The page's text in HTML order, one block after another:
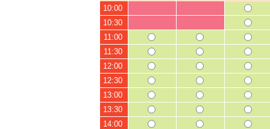
10:00
10:30
11:00
11:30
12:00
12:30
13:00
13:30
14:00